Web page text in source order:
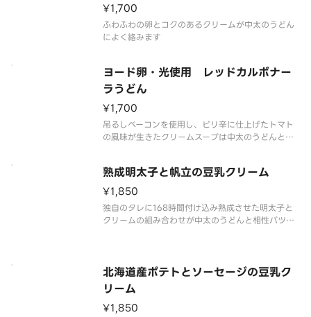
¥1,700
ふわふわの卵とコクのあるクリームが中太のうどん
によく絡みます
ヨード卵・光使用 レッドカルボナー
ラうどん
¥1,700
吊るしベーコンを使用し、ピリ辛に仕上げたトマト
の風味が生きたクリームスープは中太のうどんと相
熟成明太子と帆立の豆乳クリーム
¥1,850
独自のタレに168時間付け込み熟成させた明太子と
クリームの組み合わせが中太のうどんと相性バツグ
北海道産ポテトとソーセージの豆乳ク
リーム
¥1,850